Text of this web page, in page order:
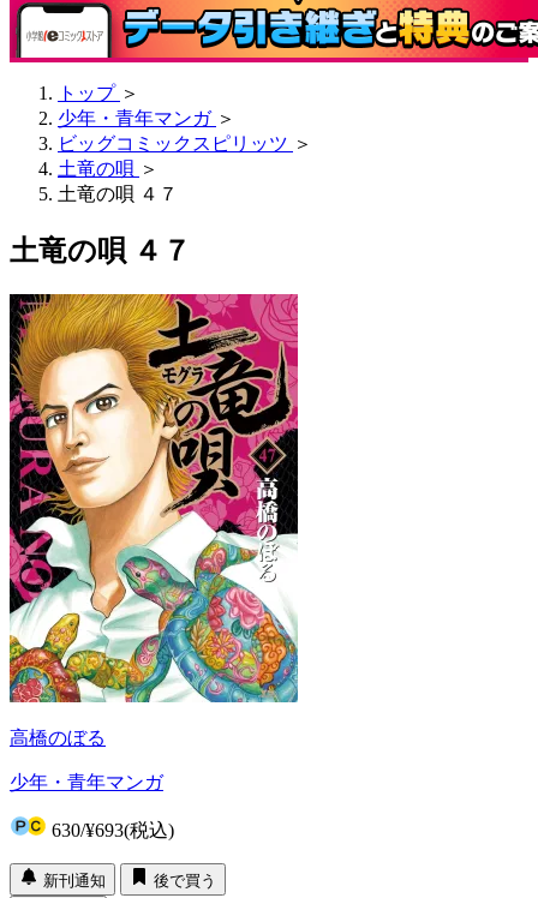
トップ ＞
少年・青年マンガ ＞
ビッグコミックスピリッツ ＞
土竜の唄 ＞
土竜の唄 ４７
土竜の唄 ４７
高橋のぼる
少年・青年マンガ
630/¥693(税込)
新刊通知
後で買う